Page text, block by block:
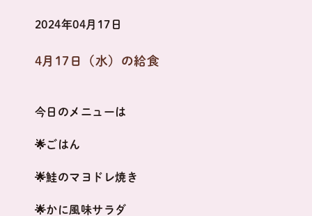
2024年04月17日
4月17日（水）の給食
今日のメニューは
🌟ごはん
🌟鮭のマヨドレ焼き
🌟かに風味サラダ